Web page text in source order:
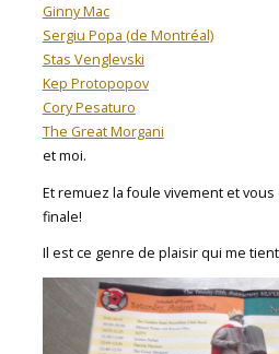
Ginny Mac
Sergiu Popa (de Montréal)
Stas Venglevski
Kep Protopopov
Cory Pesaturo
The Great Morgani
et moi.
Et remuez la foule vivement et
finale!
Il est ce genre de plaisir qui me tient